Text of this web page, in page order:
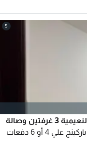
5
للإيجار السنوي في عجمان السيتي تاور النعيمية 3 غرفتين وصالة
مفروشه 2 حمام بلكونه تكييف مركزي مع باركينج علي 4 أو 6 دفعات